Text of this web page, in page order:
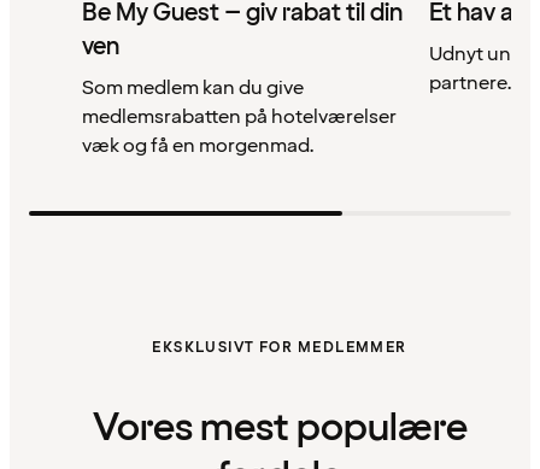
Be My Guest – giv rabat til din
ven
Som medlem kan du give
medlemsrabatten på hotelværelser
væk og få en morgenmad.
Et hav af
Udnyt
partnere.
EKSKLUSIVT FOR MEDLEMMER
Vores mest populære